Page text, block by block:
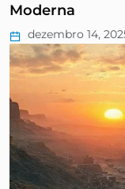
Moderna
dezembro 14,